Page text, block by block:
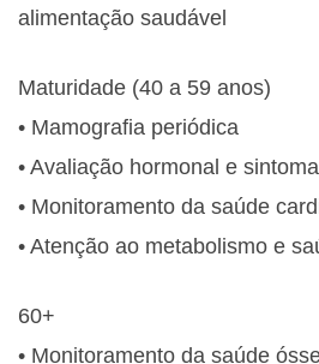
alimentação saudável
Maturidade (40 a 59 anos)
• Mamografia periódica
• Avaliação hormonal e
• Monitoramento da saúde
• Atenção ao metabolismo e
60+
• Monitoramento da saúde